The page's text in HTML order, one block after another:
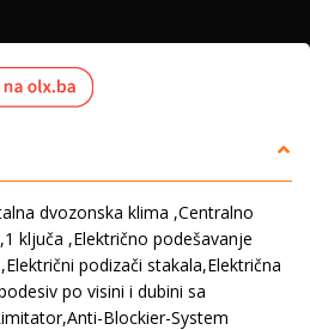
dvozonska klima ,Centralno
ključa ,Električno podešavanje
podizači stakala,Električna
po visini i dubini sa
Blockier-System